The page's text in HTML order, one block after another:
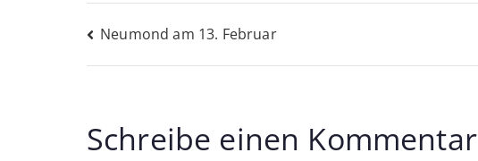
Beitragsnavigation
Neumond am 13. Februar
Schreibe einen Kommentar